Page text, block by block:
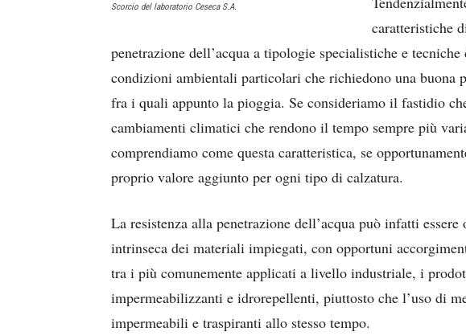
Scorcio del laboratorio Ceseca S.A.
caratteristiche
penetrazione dell’acqua a tipologie specialistiche e
condizioni ambientali particolari che richiedono una buona
fra i quali appunto la pioggia. Se consideriamo il fastidio
cambiamenti climatici che rendono il tempo sempre più
comprendiamo come questa caratteristica, se
proprio valore aggiunto per ogni tipo di calzatura.
La resistenza alla penetrazione dell’acqua può infatti
intrinseca dei materiali impiegati, con opportuni
tra i più comunemente applicati a livello industriale, i
impermeabilizzanti e idrorepellenti, piuttosto che l’uso di
impermeabili e traspiranti allo stesso tempo.